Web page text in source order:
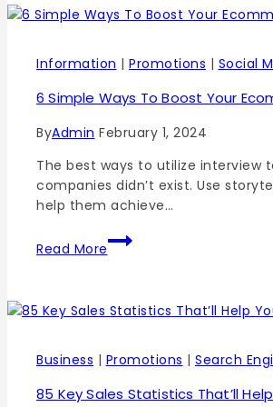
Information | Promotions | Social
6 Simple Ways To Boost Your
ByAdmin February 1, 2024
The best ways to utilize interview
companies didn’t exist. Use
help them achieve…
Read More
6
Simple
Boost
Ecommerce
Rate
Business | Promotions | Search
85 Key Sales Statistics That’ll